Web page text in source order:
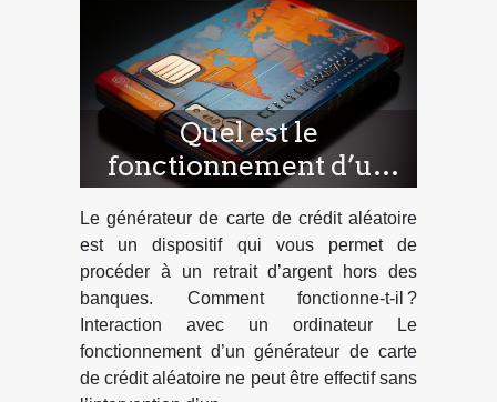
Quel est le
fonctionnement d’un
générateur de carte de
crédit aléatoire?
Le générateur de carte de crédit aléatoire
est un dispositif qui vous permet de
procéder à un retrait d’argent hors des
banques. Comment fonctionne-t-il ?
Interaction avec un ordinateur Le
fonctionnement d’un générateur de carte
de crédit aléatoire ne peut être effectif sans